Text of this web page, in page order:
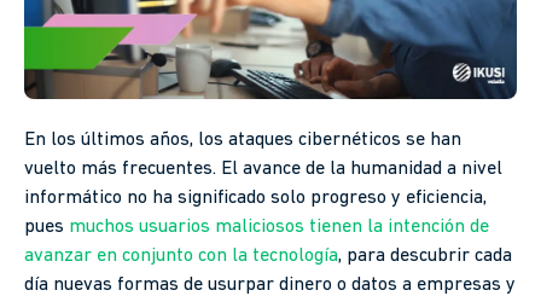
En los últimos años, los ataques cibernéticos se han
vuelto más frecuentes. El avance de la humanidad a nivel
informático no ha significado solo progreso y eficiencia,
pues muchos usuarios maliciosos tienen la intención de
avanzar en conjunto con la tecnología, para descubrir cada
día nuevas formas de usurpar dinero o datos a empresas y